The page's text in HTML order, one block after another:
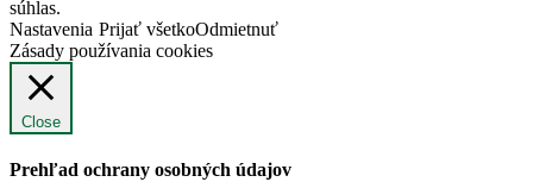
súhlas.
Nastavenia Prijať všetkoOdmietnuť
Zásady používania cookies
Close
Prehľad ochrany osobných údajov